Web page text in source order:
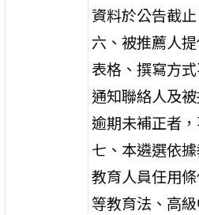
資料於公告截
六、被推薦人
表格、撰寫方
通知聯絡人及
逾期未補正者
七、本遴選依
教育人員任用
等教育法、高